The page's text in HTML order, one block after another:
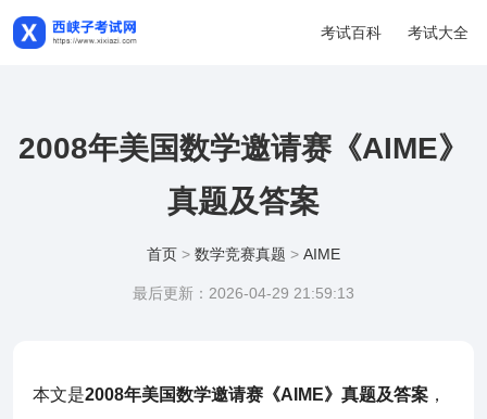
考试百科 考试大全
2008年美国数学邀请赛《AIME》
真题及答案
首页 > 数学竞赛真题 > AIME
最后更新：2026-04-29 21:59:13
本文是2008年美国数学邀请赛《AIME》真题及答案 ，